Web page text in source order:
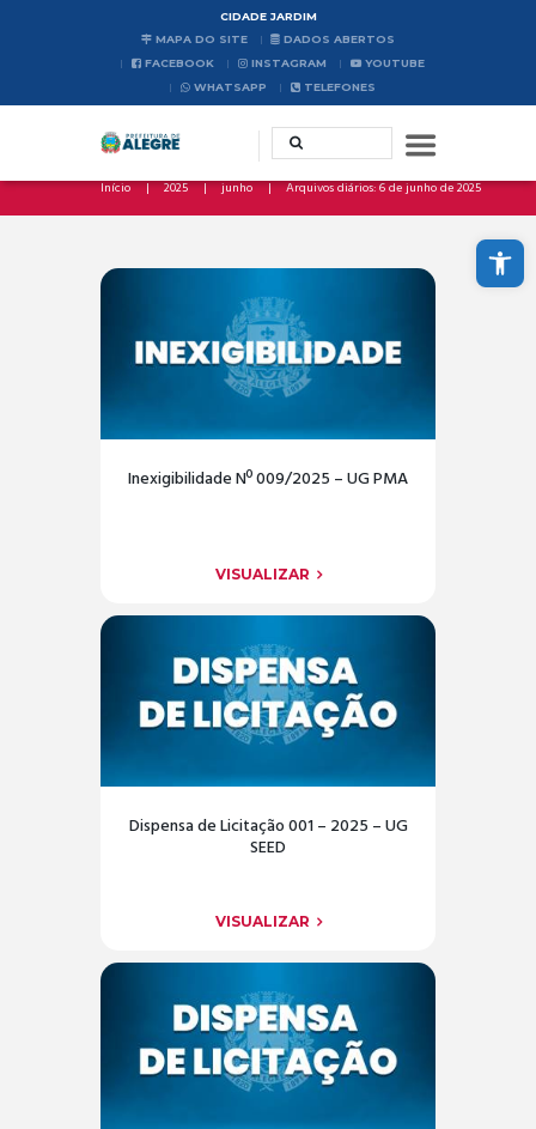
Abrir a barra de ferramentas
CIDADE JARDIM
MAPA DO SITE
DADOS ABERTOS
FACEBOOK
INSTAGRAM
YOUTUBE
WHATSAPP
TELEFONES
Início 2025 junho Arquivos diários: 6 de junho de 2025
Inexigibilidade Nº 009/2025 – UG PMA
VISUALIZAR
Dispensa de Licitação 001 – 2025 – UG
SEED
VISUALIZAR